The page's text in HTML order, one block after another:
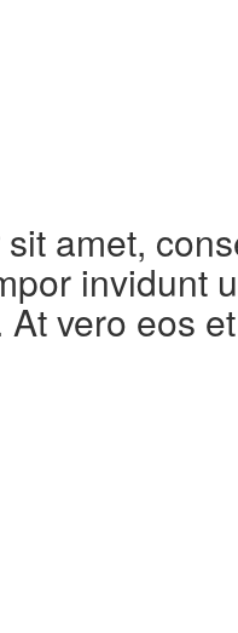
amet,
invidunt
vero eos